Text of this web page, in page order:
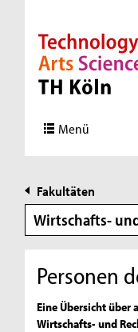
Direkt zur
Direkt zur
Direkt zum Inhalt
Direkt zum
Menü
Fakultäten
Wirtschafts-
Personen
Eine Übersicht über
Wirtschafts- und